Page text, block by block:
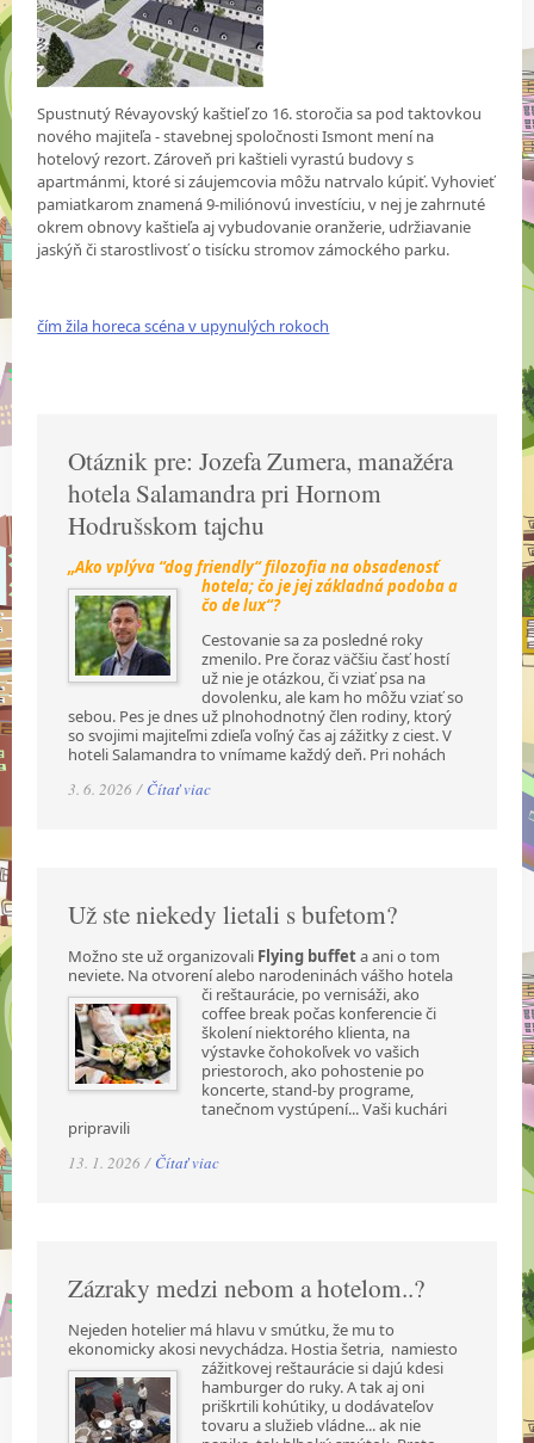
Spustnutý Révayovský kaštieľ zo 16. storočia sa pod taktovkou
nového majiteľa - stavebnej spoločnosti Ismont mení na
hotelový rezort. Zároveň pri kaštieli vyrastú budovy s
apartmánmi, ktoré si záujemcovia môžu natrvalo kúpiť. Vyhovieť
pamiatkarom znamená 9-miliónovú investíciu, v nej je zahrnuté
okrem obnovy kaštieľa aj vybudovanie oranžerie, udržiavanie
jaskýň či starostlivosť o tisícku stromov zámockého parku.
čím žila horeca scéna v upynulých rokoch
Otáznik pre: Jozefa Zumera, manažéra
hotela Salamandra pri Hornom
Hodrušskom tajchu
„Ako vplýva “dog friendly“ filozofia na obsadenosť
hotela; čo je jej základná podoba a
čo de lux“?
Cestovanie sa za posledné roky
zmenilo. Pre čoraz väčšiu časť hostí
už nie je otázkou, či vziať psa na
dovolenku, ale kam ho môžu vziať so
sebou. Pes je dnes už plnohodnotný člen rodiny, ktorý
so svojimi majiteľmi zdieľa voľný čas aj zážitky z ciest. V
hoteli Salamandra to vnímame každý deň. Pri nohách
3. 6. 2026 / Čítať viac
Už ste niekedy lietali s bufetom?
Možno ste už organizovali Flying buffeta ani o tom
neviete. Na otvorení alebo narodenináchvášho hotela
či reštaurácie, po vernisáži, ako
coffee break počas konferencie či
školení niektorého klienta, na
výstavke čohokoľvek vo vašich
priestoroch, ako pohostenie po
koncerte, stand-by programe,
tanečnom vystúpení... Vaši kuchári
pripravili
13. 1. 2026 / Čítať viac
Zázraky medzi nebom a hotelom..?
Nejeden hotelier má hlavu v smútku, že mu to
ekonomicky akosi nevychádza. Hostia šetria, namiesto
zážitkovej reštaurácie si dajú kdesi
hamburger do ruky. A tak aj oni
priškrtili kohútiky, u dodávateľov
tovaru a služieb vládne... ak nie